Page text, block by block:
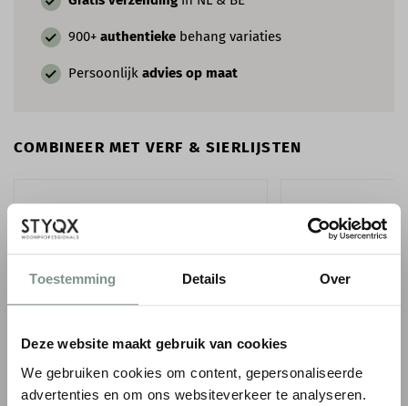
Toestemming Details Over
Deze website maakt gebruik van cookies
We gebruiken cookies om content, gepersonaliseerde
advertenties en om ons websiteverkeer te analyseren.
900+ authentieke behang variaties
Persoonlijk advies op maat
COMBINEER MET VERF & SIERLIJSTEN
ORAC WANDLIJST PX120 ORAC WANDLIJST